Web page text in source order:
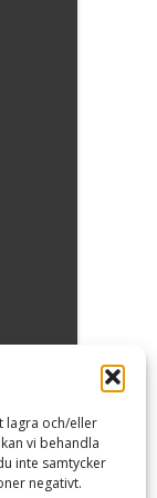
lagra och/eller
vi behandla
inte samtycker
negativt.